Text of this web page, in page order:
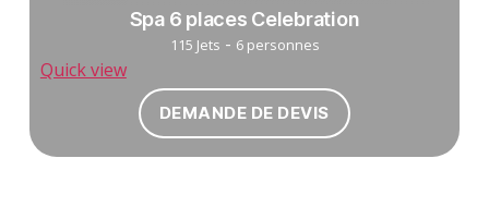
Spa 6 places Celebration
115 Jets - 6 personnes
Quick view
DEMANDE DE DEVIS